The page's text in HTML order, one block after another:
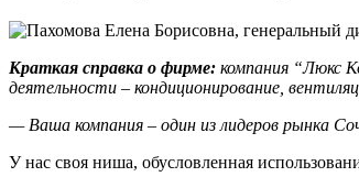
Краткая справка о фирме: компания “Люкс
деятельности – кондиционирование,
— Ваша компания – один из лидеров рынка
У нас своя ниша, обусловленная